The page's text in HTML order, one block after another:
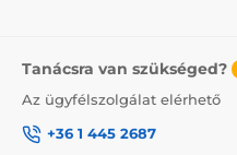
Tanácsra van szükséged?
Az ügyfélszolgálat elérhető
+36 1 445 2687